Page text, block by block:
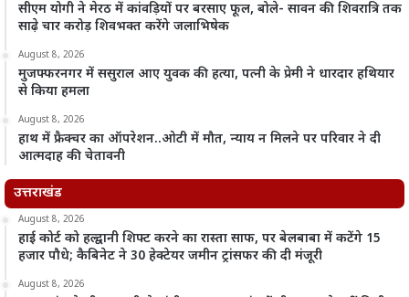
सीएम योगी ने मेरठ में कांवड़ियों पर बरसाए फूल, बोले- सावन की शिवरात्रि तक
साढ़े चार करोड़ शिवभक्त करेंगे जलाभिषेक
August 8, 2026
मुजफ्फरनगर में ससुराल आए युवक की हत्या, पत्नी के प्रेमी ने धारदार हथियार
से किया हमला
August 8, 2026
हाथ में फ्रैक्चर का ऑपरेशन..ओटी में मौत, न्याय न मिलने पर परिवार ने दी
आत्मदाह की चेतावनी
उत्तराखंड
August 8, 2026
हाई कोर्ट को हल्द्वानी शिफ्ट करने का रास्ता साफ, पर बेलबाबा में कटेंगे 15
हजार पौधे; कैबिनेट ने 30 हेक्टेयर जमीन ट्रांसफर की दी मंजूरी
August 8, 2026